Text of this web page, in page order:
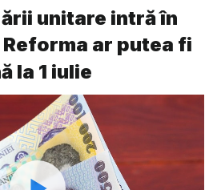
unitare intră în
ar putea fi
la 1 iulie